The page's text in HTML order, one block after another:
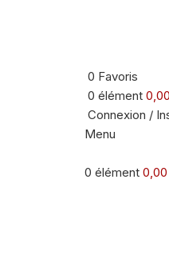
0 Favoris
0 élément 0,00
Connexion /
Menu
0 élément 0,00